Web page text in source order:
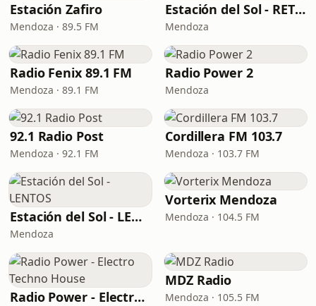
Estación Zafiro
Mendoza · 89.5 FM
Estación del Sol - RETRO
Mendoza
Radio Fenix 89.1 FM
Mendoza · 89.1 FM
Radio Power 2
Mendoza
92.1 Radio Post
Mendoza · 92.1 FM
Cordillera FM 103.7
Mendoza · 103.7 FM
Estación del Sol - LENTOS
Mendoza
Vorterix Mendoza
Mendoza · 104.5 FM
Radio Power - Electro Techno House
MDZ Radio
Mendoza · 105.5 FM